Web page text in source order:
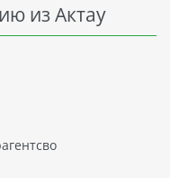
из Актау